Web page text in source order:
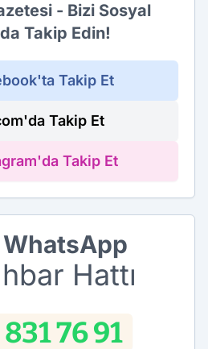
- Bizi Sosyal
Takip Edin!
Takip Et
Takip Et
Takip Et
WhatsApp
Hattı
76 91